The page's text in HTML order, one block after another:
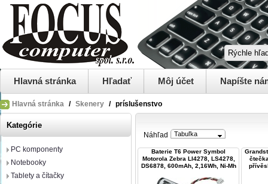
Hlavná stránka Hľadať Môj účet Napíšte
Hlavná stránka / Skenery / príslušenstvo
Kategórie
PC komponenty
Notebooky
Tablety a čítačky
Náhľad Tabuľka
Baterie T6 Power Symbol
Motorola Zebra LI4278, LS4278,
DS6878, 600mAh, 2,16Wh, Ni-Mh